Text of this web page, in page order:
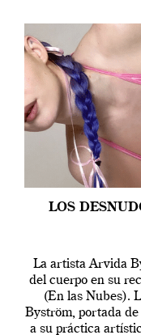
LOS
La artista Arvida
del cuerpo en su
(En las Nubes).
Byström, portada
a su práctica